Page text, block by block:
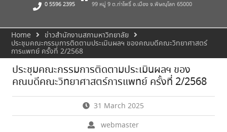
0 5596 2395
99 หมู่ 9 ต.ท่าโพธิ์ อ.เมือง จ.พิษณุโลก 65000
Home
ข่าวสำนักงานสภามหาวิทยาลัย
ประชุมคณะกรรมการติดตามประเมินผลฯ ของคณบดีคณะวิทยาศาสตร์
การแพทย์ ครั้งที่ 2/2568
ประชุมคณะกรรมการติดตามประเมินผลฯ ของ
คณบดีคณะวิทยาศาสตร์การแพทย์ ครั้งที่ 2/2568
31 March 2025
webmaster